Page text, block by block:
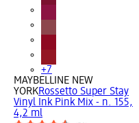
+7
MAYBELLINE NEW
YORKRossetto Super Stay
Vinyl Ink Pink Mix - n. 155,
4,2 ml